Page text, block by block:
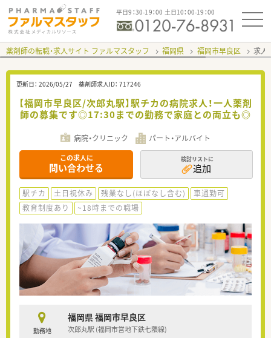
平日9：30-19：00 土日10：00-19：00
薬剤師の転職・求人サイト ファルマスタッフ 福岡県 福岡市早良区 求人
更新日： 2026/05/27 薬剤師求人ID： 717246
【福岡市早良区/次郎丸駅】駅チカの病院求人！一人薬剤
師の募集です◎17:30までの勤務で家庭との両立も◎
病院・クリニック パート・アルバイト
この求人に
問い合わせる
検討リストに
追加
駅チカ 土日祝休み 残業なし(ほぼなし含む)
車通勤可
教育制度あり
~18時までの職場
勤務地
福岡県 福岡市早良区
次郎丸駅 (福岡市営地下鉄七隈線)